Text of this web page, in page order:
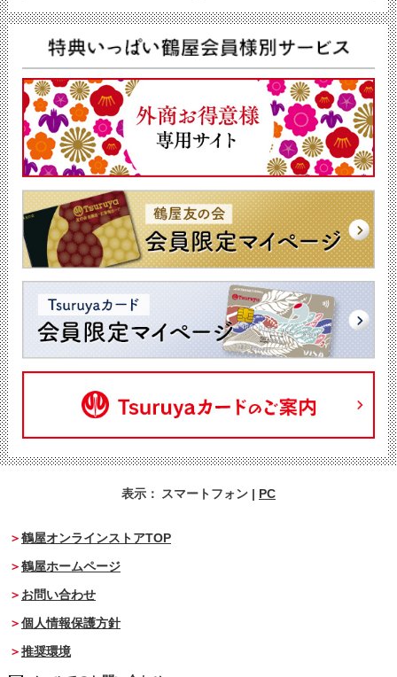
表示： スマートフォン | PC
鶴屋オンラインストアTOP
鶴屋ホームページ
お問い合わせ
個人情報保護方針
推奨環境